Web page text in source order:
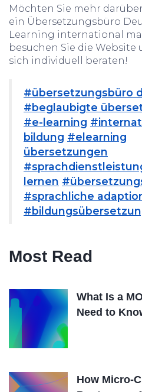
Möchten Sie mehr
ein Übersetzungsbüro
Learning international
besuchen Sie die Website
sich individuell beraten!
#übersetzungsbüro
#beglaubigte
#e-learning
bildung #elearning
übersetzungen
lernen
#sprachliche
Most Read
What Is a
Need to
How Micro-